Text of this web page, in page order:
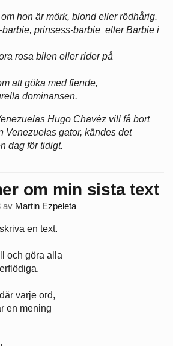
hon är mörk, blond eller rödhårig.
barbie, prinsess-barbie eller Barbie i
rosa bilen eller rider på
att göka med fiende,
dominansen.
Hugo Chavéz vill få bort
Venezuelas gator, kändes det
dag för tidigt .
om min sista text
av Martin Ezpeleta
en text.
och göra alla
varje ord,
en mening